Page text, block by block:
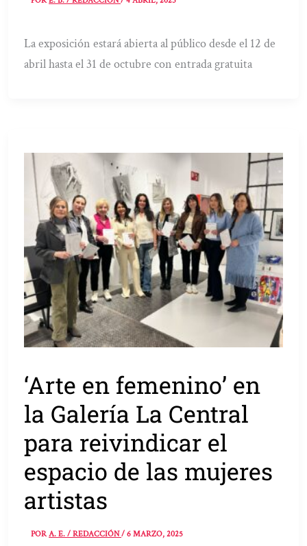
La exposición estará abierta al público desde el 12 de
abril hasta el 31 de octubre con entrada gratuita
‘Arte en femenino’ en
la Galería La Central
para reivindicar el
espacio de las mujeres
artistas
PORA. E. / REDACCIÓN/6 MARZO, 2025